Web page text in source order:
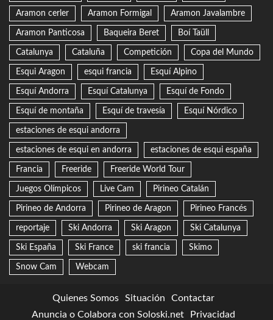
Aramon cerler Aramon Formigal Aramon Javalambre
Aramon Panticosa Baqueira Beret Boí Taüll
Catalunya Cataluña Competición Copa del Mundo
Esqui Aragon esqui francia Esquí Alpino
Esquí Andorra Esquí Catalunya Esquí de Fondo
Esquí de montaña Esquí de travesía Esquí Nórdico
estaciones de esqui andorra
estaciones de esqui en andorra estaciones de esqui españa
Francia Freeride Freeride World Tour
Juegos Olímpicos Live Cam Pirineo Catalán
Pirineo de Andorra Pirineo de Aragon Pirineo Francés
reportaje Ski Andorra Ski Aragon Ski Catalunya
Ski España Ski France ski francia Skimo
Snow Cam Webcam
Quienes Somos Situación
Contactar
Anuncia o Colabora con Soloski.net
Privacidad